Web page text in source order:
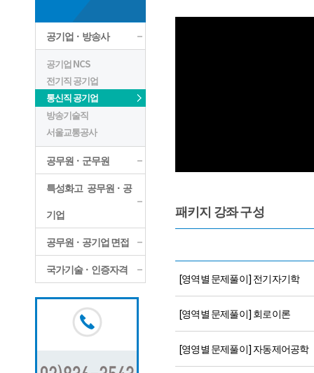
공기업ㆍ방송사
공기업 NCS
전기직 공기업
통신직 공기업
방송기술직
서울교통공사
공무원ㆍ군무원
특성화고 공무원ㆍ공
기업
공무원ㆍ공기업 면접
국가기술ㆍ인증자격
패키지 강좌 구성
[영역별 문제풀이] 전기자기학
[영역별 문제풀이] 회로이론
[영영별 문제풀이] 자동제어공학